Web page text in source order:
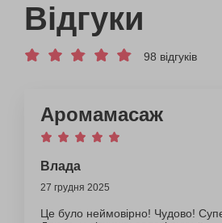
Відгуки
98 відгуків
Аромамасаж
Влада
27 грудня 2025
Це було неймовірно! Чудово!